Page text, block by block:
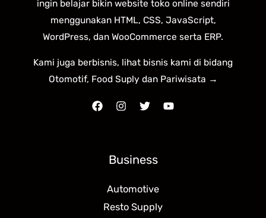
ingin belajar bikin website toko online sendiri
menggunakan HTML, CSS, JavaScript,
WordPress, dan WooCommerce serta ERP.
Kami juga berbisnis, lihat bisnis kami di bidang
Otomotif, Food Suply dan Pariwisata →
Business
Automotive
Resto Supply